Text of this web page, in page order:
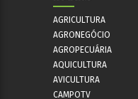
AGRICULTURA
AGRONEGÓCIO
AGROPECUÁRIA
AQUICULTURA
AVICULTURA
CAMPOTV